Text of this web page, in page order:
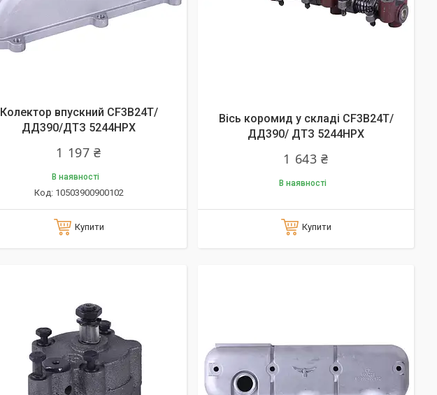
Колектор впускний СF3B24T/
ДД390/ДТЗ 5244HPX
1 197 ₴
В наявності
10503900900102
Купити
Вісь коромид у складі СF3B24T/
ДД390/ ДТЗ 5244HPX
1 643 ₴
В наявності
Купити